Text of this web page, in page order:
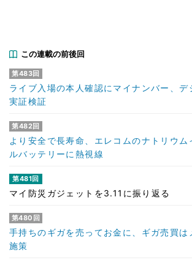
この連載の前後回
第483回
ライブ入場の本人確認にマイナンバー、デ
実証検証
第482回
より安全で長寿命、エレコムのナトリウム
ルバッテリーに熱視線
第481回
マイ防災ガジェットを3.11に振り返る
第480回
手持ちのギガを売ってお金に、ギガ売買は
施策